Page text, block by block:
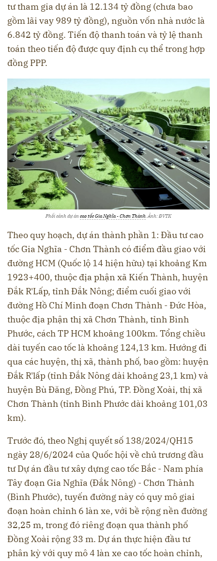
tư tham gia dự án là 12.134 tỷ đồng (chưa bao
gồm lãi vay 989 tỷ đồng), nguồn vốn nhà nước là
6.842 tỷ đồng. Tiến độ thanh toán và tỷ lệ thanh
toán theo tiến độ được quy định cụ thể trong hợp
đồng PPP.
Phối cảnh dự áncao tốc Gia Nghĩa - Chơn Thành. Ảnh: ĐVTK
Theo quy hoạch, dự án thành phần 1: Đầu tư cao
tốc Gia Nghĩa - Chơn Thành có điểm đầu giao với
đường HCM (Quốc lộ 14 hiện hữu) tại khoảng Km
1923+400, thuộc địa phận xã Kiến Thành, huyện
Đắk R'Lấp, tỉnh Đắk Nông; điểm cuối giao với
đường Hồ Chí Minh đoạn Chơn Thành - Đức Hòa,
thuộc địa phận thị xã Chơn Thành, tỉnh Bình
Phước, cách TP HCM khoảng 100km. Tổng chiều
dài tuyến cao tốc là khoảng 124,13 km. Hướng đi
qua các huyện, thị xã, thành phố, bao gồm: huyện
Đắk R'lấp (tỉnh Đắk Nông dài khoảng 23,1 km) và
huyện Bù Đăng, Đồng Phú, TP. Đồng Xoài, thị xã
Chơn Thành (tỉnh Bình Phước dài khoảng 101,03
km).
Trước đó, theo Nghị quyết số 138/2024/QH15
ngày 28/6/2024 của Quốc hội về chủ trương đầu
tư Dự án đầu tư xây dựng cao tốc Bắc - Nam phía
Tây đoạn Gia Nghĩa (Đắk Nông) - Chơn Thành
(Bình Phước), tuyến đường này có quy mô giai
đoạn hoàn chỉnh 6 làn xe, với bề rộng nền đường
32,25 m, trong đó riêng đoạn qua thành phố
Đồng Xoài rộng 33 m. Dự án thực hiện đầu tư
phân kỳ với quy mô 4 làn xe cao tốc hoàn chỉnh,